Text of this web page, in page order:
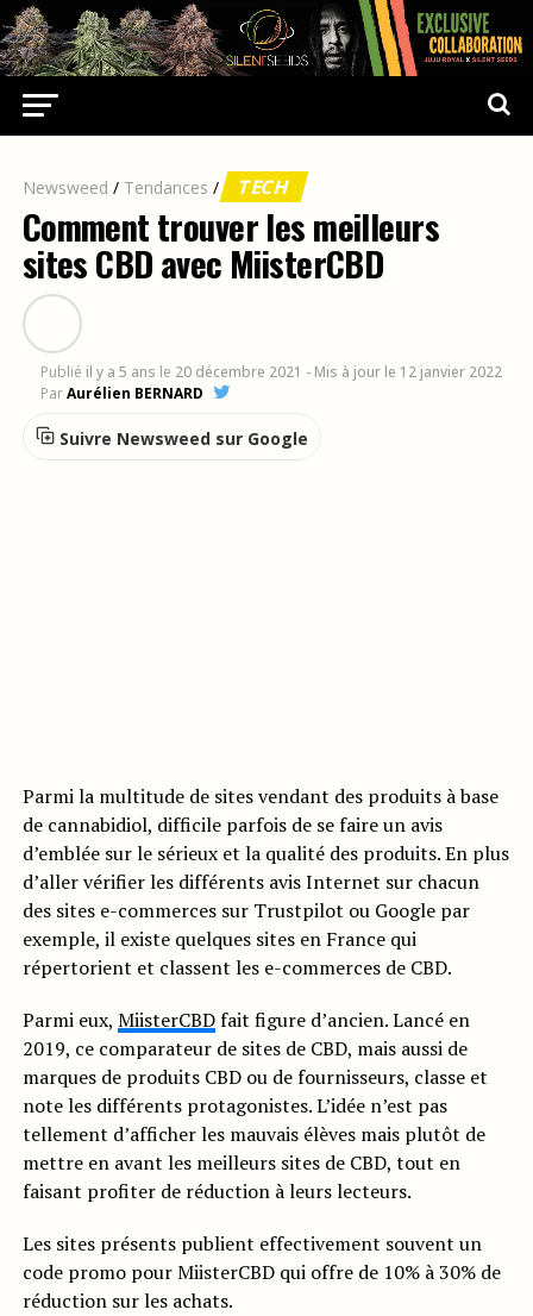
Newsweed / Tendances / TECH
Comment trouver les meilleurs
sites CBD avec MiisterCBD
Publié il y a 5 ans le 20 décembre 2021 - Mis à jour le 12 janvier 2022
ParAurélien BERNARD
Suivre Newsweed sur Google
Parmi la multitude de sites vendant des produits à base
de cannabidiol, difficile parfois de se faire un avis
d’emblée sur le sérieux et la qualité des produits. En plus
d’aller vérifier les différents avis Internet sur chacun
des sites e-commerces sur Trustpilot ou Google par
exemple, il existe quelques sites en France qui
répertorient et classent les e-commerces de CBD.
Parmi eux, MiisterCBDfait figure d’ancien. Lancé en
2019, ce comparateur de sites de CBD, mais aussi de
marques de produits CBD ou de fournisseurs, classe et
note les différents protagonistes. L’idée n’est pas
tellement d’afficher les mauvais élèves mais plutôt de
mettre en avant les meilleurs sites de CBD, tout en
faisant profiter de réduction à leurs lecteurs.
Les sites présents publient effectivement souvent un
code promo pour MiisterCBD qui offre de 10% à 30% de
réduction sur les achats.